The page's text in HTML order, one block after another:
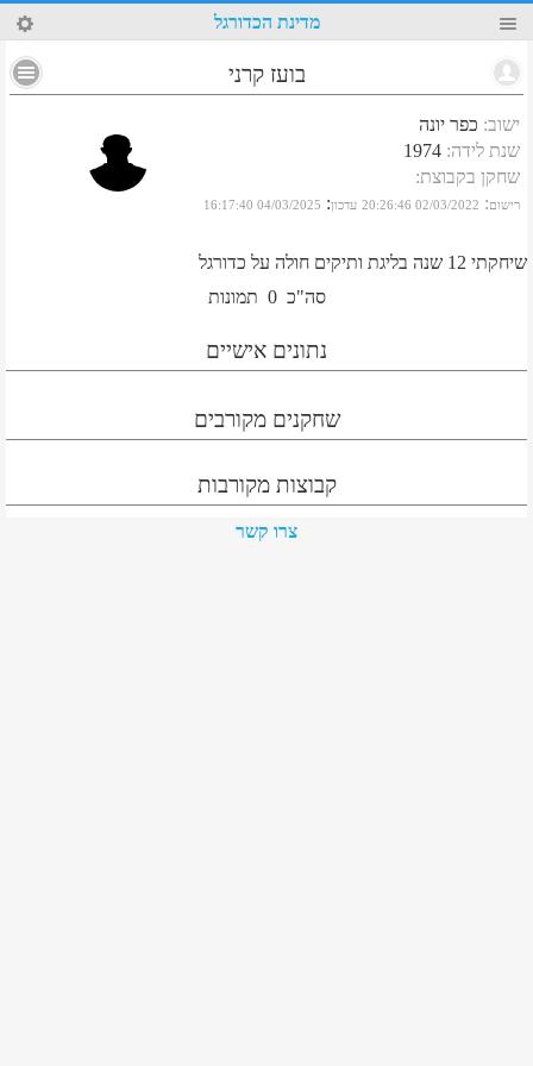
99 מדינת הכדורגל
בועז קרני
ישוב: כפר יונה
שנת לידה:
1974
שחקן בקבוצת:
רישום:
02/03/2022 20:26:46 עדכון:
04/03/2025 16:17:40
שיחקתי 12 שנה בליגת ותיקים חולה על כדורגל
סה"כ 0 תמונות
נתונים אישיים
שחקנים מקורבים
קבוצות מקורבות
צרו קשר